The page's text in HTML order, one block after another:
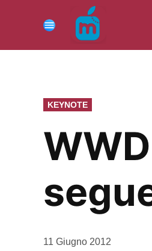
contenuto
Menu
PUBBLICATO
IN
KEYNOTE
da
11 Giugno 2012